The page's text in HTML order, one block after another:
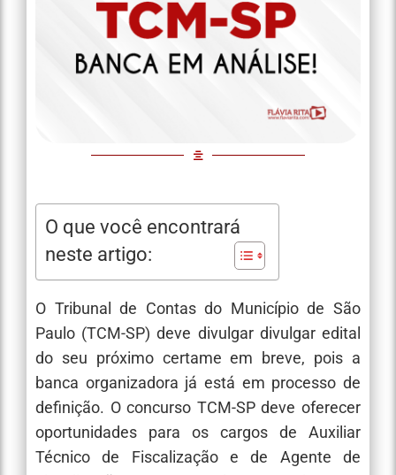
O que você encontrará
neste artigo:
O Tribunal de Contas do Município de São
Paulo (TCM-SP) deve divulgar divulgar edital
do seu próximo certame em breve, pois a
banca organizadora já está em processo de
definição. O concurso TCM-SP deve oferecer
oportunidades para os cargos de Auxiliar
Técnico de Fiscalização e de Agente de